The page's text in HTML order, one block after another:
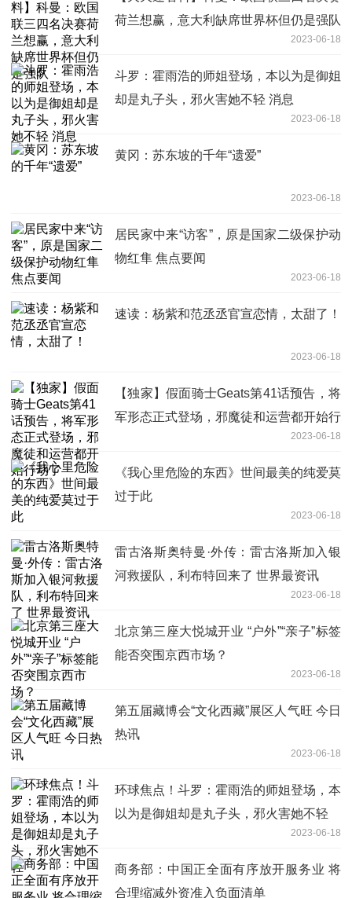
荷兰想赢，意大利缺席世界杯但仍是强队
2023-06-18
斗罗：霍雨浩的师姐登场，本以为是御姐
却是丸子头，邪火害她不轻 消息
2023-06-18
黄冈：苏东坡的千年“遗爱”
2023-06-18
居民家中来“访客”，原是国家二级保护动
物红隼 焦点要闻
2023-06-18
速读：杨紫和范丞丞官宣恋情，太甜了！
2023-06-18
【独家】假面骑士Geats第41话预告，将
军形态正式登场，邪魔徒和运营都开始行
2023-06-18
《我心里危险的东西》世间最美的纯爱莫
过于此
2023-06-18
雷古洛斯奥特曼·外传：雷古洛斯加入银
河救援队，利布特回来了 世界最资讯
2023-06-18
北京第三座大悦城开业 “户外”“亲子”标签
能否突围京西市场？
2023-06-18
第五届藏博会“文化西藏”展区人气旺 今日
热讯
2023-06-18
环球焦点！斗罗：霍雨浩的师姐登场，本
以为是御姐却是丸子头，邪火害她不轻
2023-06-18
商务部：中国正全面有序放开服务业 将
合理缩减外资准入负面清单